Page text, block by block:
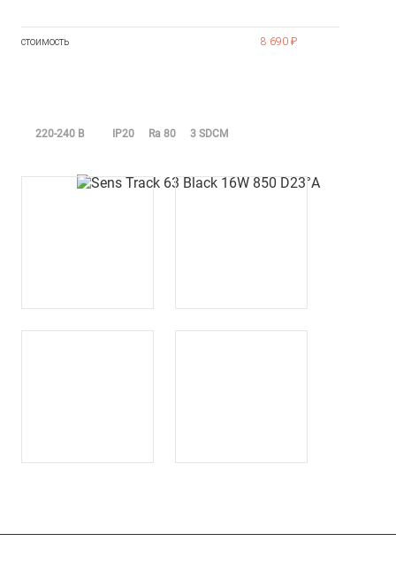
стоимость 8 690 ₽
220-240 В IP20 Ra 80 3 SDCM